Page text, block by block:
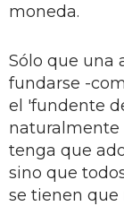
moneda.
Sólo que una
fundarse -
el 'fundente
naturalmente
tenga que
sino que
se tienen que